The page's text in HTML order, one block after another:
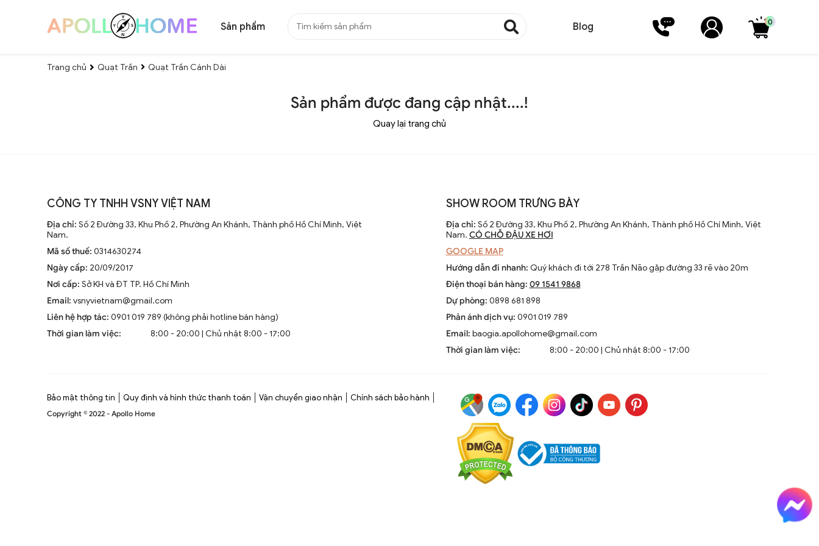
Sản phẩm Blog 0
Trang chủ Quạt Trần Quạt Trần Cánh Dài
Sản phẩm được đang cập nhật....!
Quay lại trang chủ
CÔNG TY TNHH VSNY VIỆT NAM
Địa chỉ: Số 2 Đường 33, Khu Phố 2, Phường An Khánh, Thành phố Hồ Chí Minh, Việt
Nam.
Mã số thuế: 0314630274
Ngày cấp: 20/09/2017
Nơi cấp: Sở KH và ĐT TP. Hồ Chí Minh
Email: vsnyvietnam@gmail.com
Liên hệ hợp tác: 0901 019 789 (không phải hotline bán hàng)
Thời gian làm việc:
8:00 - 20:00 | Chủ nhật 8:00 - 17:00
SHOW ROOM TRƯNG BÀY
Địa chỉ: Số 2 Đường 33, Khu Phố 2, Phường An Khánh, Thành phố Hồ Chí Minh, Việt
Nam. CÓ CHỖ ĐẬU XE HƠI
GOOGLE MAP
Hướng dẫn đi nhanh: Quý khách đi tới 278 Trần Não gặp đường 33 rẽ vào 20m
Điện thoại bán hàng: 09 1541 9868
Dự phòng: 0898 681 898
Phản ánh dịch vụ: 0901 019 789
Email: baogia.apollohome@gmail.com
Thời gian làm việc:
8:00 - 20:00 | Chủ nhật 8:00 - 17:00
Bảo mật thông tin Quy định và hình thức thanh toán Vận chuyển giao nhận Chính sách bảo hành
Copyright © 2022 - Apollo Home